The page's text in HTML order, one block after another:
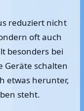
reduziert nicht
oft auch
besonders bei
Geräte schalten
etwas herunter,
steht.